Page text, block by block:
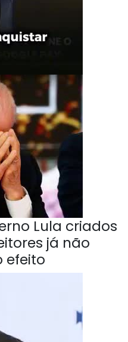
Lula criados
já não
efeito